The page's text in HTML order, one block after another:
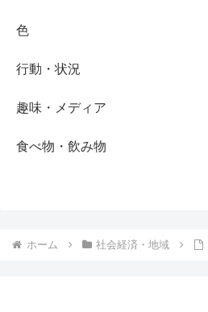
色
行動・状況
趣味・メディア
食べ物・飲み物
ホーム 社会経済・地域